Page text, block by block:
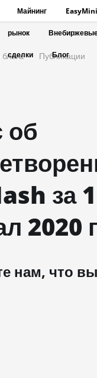
Майнинг
рынок
сделки Блог
Публикации
об
за 1
2020
нам, что вы